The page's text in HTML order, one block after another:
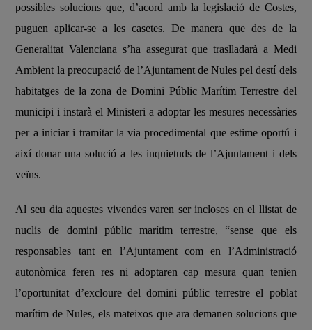
possibles solucions que, d’acord amb la legislació de Costes,
puguen aplicar-se a les casetes. De manera que des de la
Generalitat Valenciana s’ha assegurat que traslladarà a Medi
Ambient la preocupació de l’Ajuntament de Nules pel destí dels
habitatges de la zona de Domini Públic Marítim Terrestre del
municipi i instarà el Ministeri a adoptar les mesures necessàries
per a iniciar i tramitar la via procedimental que estime oportú i
així donar una solució a les inquietuds de l’Ajuntament i dels
veïns.
Al seu dia aquestes vivendes varen ser incloses en el llistat de
nuclis de domini públic marítim terrestre, “sense que els
responsables tant en l’Ajuntament com en l’Administració
autonòmica feren res ni adoptaren cap mesura quan tenien
l’oportunitat d’excloure del domini públic terrestre el poblat
marítim de Nules, els mateixos que ara demanen solucions que